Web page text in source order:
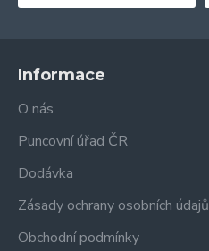
Informace
O nás
Puncovní úřad ČR
Dodávka
Zásady ochrany osobních údajů
Obchodní podmínky